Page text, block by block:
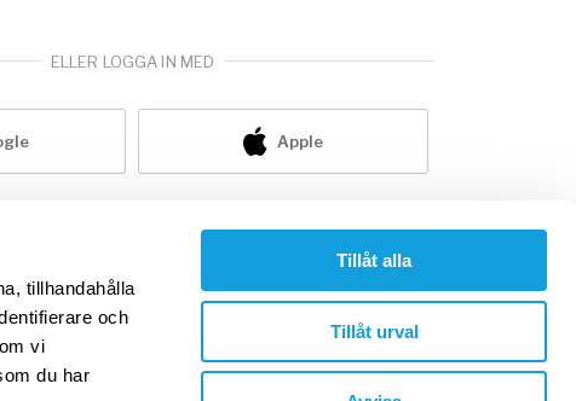
tillhandahålla
och
vi
du har
Tillåt alla
Tillåt urval
ELLER LOGGA IN MED
Apple
skapa konto